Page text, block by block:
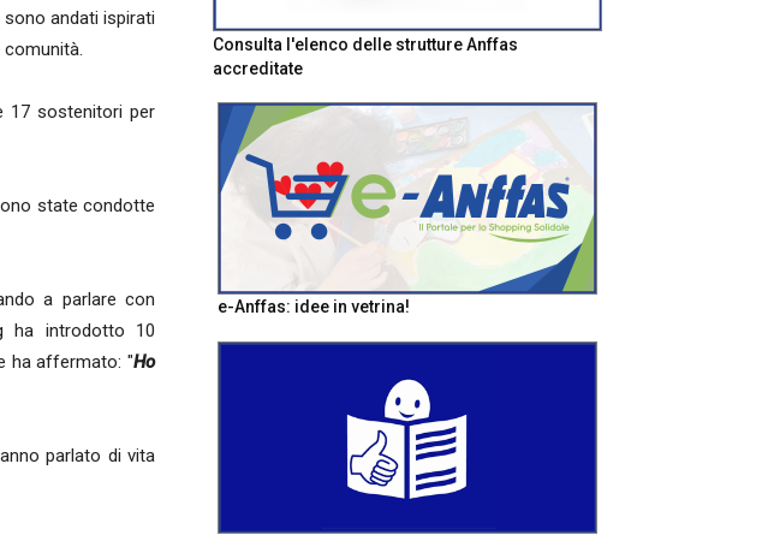
andati ispirati
17 sostenitori per
state condotte
a parlare con
ha introdotto 10
ha affermato: "Ho
parlato di vita
Consulta l'elenco delle strutture Anffas
accreditate
e-Anffas: idee in vetrina!